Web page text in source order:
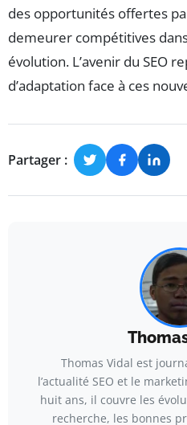
des opportunités offertes
demeurer compétitives
évolution. L’avenir du SEO
d’adaptation face à ces
Partager :
Thomas Vidal est
l’actualité SEO et le
huit ans, il couvre les
recherche, les bonnes